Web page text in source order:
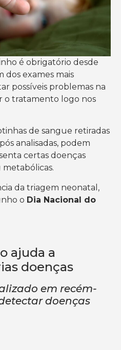
é obrigatório desde
dos exames mais
possíveis problemas na
o tratamento logo nos
de sangue retiradas
analisadas, podem
certas doenças
metabólicas.
da triagem neonatal,
o Dia Nacional do
ajuda a
doenças
em recém-
doenças